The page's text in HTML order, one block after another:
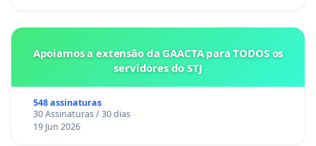
Apoiamos a extensão da GAACTA para TODOS os
servidores do STJ
548 assinaturas
30 Assinaturas / 30 dias
19 Jun 2026